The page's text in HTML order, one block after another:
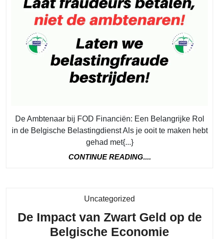
de
Ambtenaar
bij
FOD
Financiën
in
De Ambtenaar bij FOD Financiën: Een Belangrijke Rol
in de Belgische Belastingdienst Als je ooit te maken hebt
gehad met{...}
CONTINUE READING....
Uncategorized
De Impact van Zwart Geld op de
Belgische Economie